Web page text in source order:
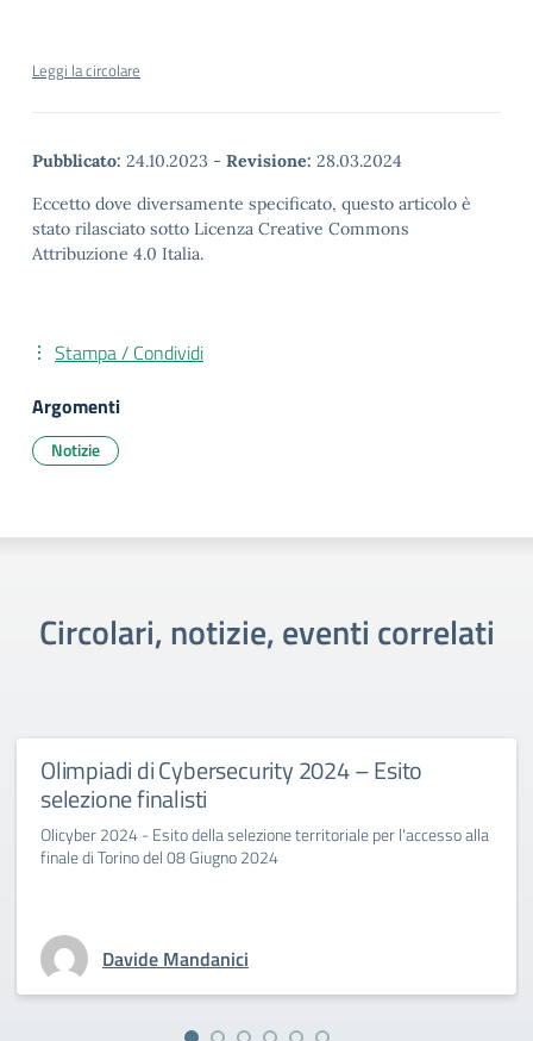
Leggi la circolare
Pubblicato: 24.10.2023 - Revisione: 28.03.2024
Eccetto dove diversamente specificato, questo articolo è
stato rilasciato sotto Licenza Creative Commons
Attribuzione 4.0 Italia.
Stampa / Condividi
Argomenti
Notizie
Circolari, notizie, eventi correlati
Olimpiadi di Cybersecurity 2024 – Esito
selezione finalisti
Olicyber 2024 - Esito della selezione territoriale per l'accesso alla
finale di Torino del 08 Giugno 2024
Davide Mandanici